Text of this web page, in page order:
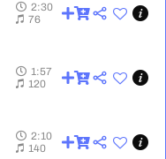
2:30
2:30
76
1:57
1:57
120
2:10
2:10
140